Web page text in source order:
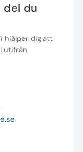
del du
hjälper dig att
utifrån